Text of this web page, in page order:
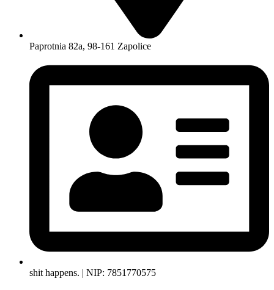
Paprotnia 82a, 98-161 Zapolice
shit happens. | NIP: 7851770575